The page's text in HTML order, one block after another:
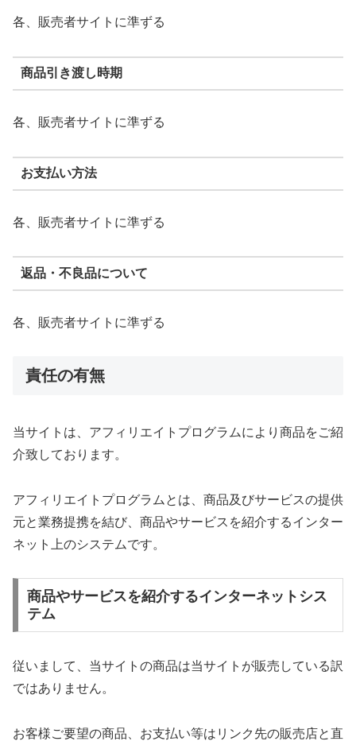
各、販売者サイトに準ずる
商品引き渡し時期
各、販売者サイトに準ずる
お支払い方法
各、販売者サイトに準ずる
返品・不良品について
各、販売者サイトに準ずる
責任の有無
当サイトは、アフィリエイトプログラムにより商品をご紹
介致しております。
アフィリエイトプログラムとは、商品及びサービスの提供
元と業務提携を結び、商品やサービスを紹介するインター
ネット上のシステムです。
商品やサービスを紹介するインターネットシス
テム
従いまして、当サイトの商品は当サイトが販売している訳
ではありません。
お客様ご要望の商品、お支払い等はリンク先の販売店と直